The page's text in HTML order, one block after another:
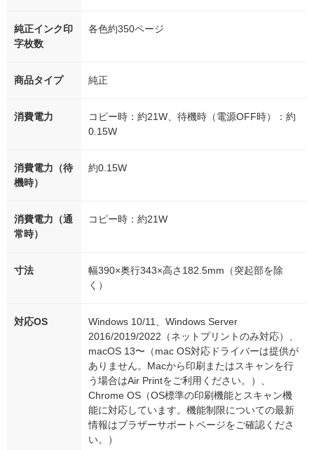
純正インク印
字枚数
各色約350ページ
商品タイプ 純正
消費電力
コピー時：約21W、待機時（電源OFF時）：約
0.15W
消費電力（待
機時）
約0.15W
消費電力（通
常時）
コピー時：約21W
寸法
幅390×奥行343×高さ182.5mm（突起部を除
く）
対応OS
Windows 10/11、Windows Server
2016/2019/2022（ネットプリントのみ対応）、
macOS 13〜（mac OS対応ドライバーは提供が
ありません。Macから印刷またはスキャンを行
う場合はAir Printをご利用ください。）、
Chrome OS（OS標準の印刷機能とスキャン機
能に対応しています。機能制限についての最新
情報はブラザーサポートページをご確認くださ
い。）